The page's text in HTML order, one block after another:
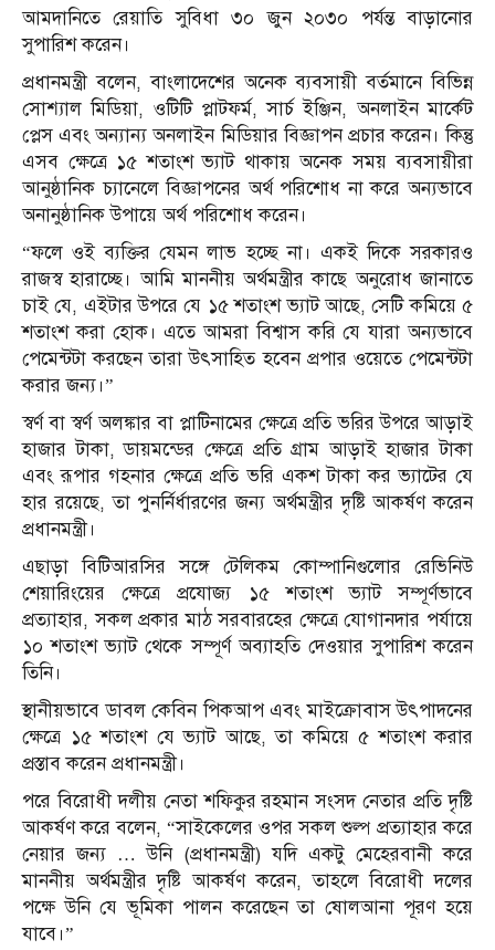
আমদানিতে রেয়াতি সুবিধা ৩০ জুন ২০৩০ পর্যন্ত বাড়ানোর
সুপারিশ করেন।
প্রধানমন্ত্রী বলেন, বাংলাদেশের অনেক ব্যবসায়ী বর্তমানে বিভিন্ন
সোশ্যাল মিডিয়া, ওটিটি প্লাটফর্ম, সার্চ ইঞ্জিন, অনলাইন মার্কেট
প্লেস এবং অন্যান্য অনলাইন মিডিয়ার বিজ্ঞাপন প্রচার করেন। কিন্তু
এসব ক্ষেত্রে ১৫ শতাংশ ভ্যাট থাকায় অনেক সময় ব্যবসায়ীরা
আনুষ্ঠানিক চ্যানেলে বিজ্ঞাপনের অর্থ পরিশোধ না করে অন্যভাবে
অনানুষ্ঠানিক উপায়ে অর্থ পরিশোধ করেন।
“ফলে ওই ব্যক্তির যেমন লাভ হচ্ছে না। একই দিকে সরকারও
রাজস্ব হারাচ্ছে। আমি মাননীয় অর্থমন্ত্রীর কাছে অনুরোধ জানাতে
চাই যে, এইটার উপরে যে ১৫ শতাংশ ভ্যাট আছে, সেটি কমিয়ে ৫
শতাংশ করা হোক। এতে আমরা বিশ্বাস করি যে যারা অন্যভাবে
পেমেন্টটা করছেন তারা উৎসাহিত হবেন প্রপার ওয়েতে পেমেন্টটা
করার জন্য।”
স্বর্ণ বা স্বর্ণ অলঙ্কার বা প্লাটিনামের ক্ষেত্রে প্রতি ভরির উপরে আড়াই
হাজার টাকা, ডায়মন্ডের ক্ষেত্রে প্রতি গ্রাম আড়াই হাজার টাকা
এবং রূপার গহনার ক্ষেত্রে প্রতি ভরি একশ টাকা কর ভ্যাটের যে
হার রয়েছে, তা পুনর্নির্ধারণের জন্য অর্থমন্ত্রীর দৃষ্টি আকর্ষণ করেন
প্রধানমন্ত্রী।
এছাড়া বিটিআরসির সঙ্গে টেলিকম কোম্পানিগুলোর রেভিনিউ
শেয়ারিংয়ের ক্ষেত্রে প্রযোজ্য ১৫ শতাংশ ভ্যাট সম্পূর্ণভাবে
প্রত্যাহার, সকল প্রকার মাঠ সরবারহের ক্ষেত্রে যোগানদার পর্যায়ে
১০ শতাংশ ভ্যাট থেকে সম্পূর্ণ অব্যাহতি দেওয়ার সুপারিশ করেন
তিনি।
স্থানীয়ভাবে ডাবল কেবিন পিকআপ এবং মাইক্রোবাস উৎপাদনের
ক্ষেত্রে ১৫ শতাংশ যে ভ্যাট আছে, তা কমিয়ে ৫ শতাংশ করার
প্রস্তাব করেন প্রধানমন্ত্রী।
পরে বিরোধী দলীয় নেতা শফিকুর রহমান সংসদ নেতার প্রতি দৃষ্টি
আকর্ষণ করে বলেন, “সাইকেলের ওপর সকল শুল্প প্রত্যাহার করে
নেয়ার জন্য … উনি (প্রধানমন্ত্রী) যদি একটু মেহেরবানী করে
মাননীয় অর্থমন্ত্রীর দৃষ্টি আকর্ষণ করেন, তাহলে বিরোধী দলের
পক্ষে উনি যে ভূমিকা পালন করেছেন তা ষোলআনা পূরণ হয়ে
যাবে।”